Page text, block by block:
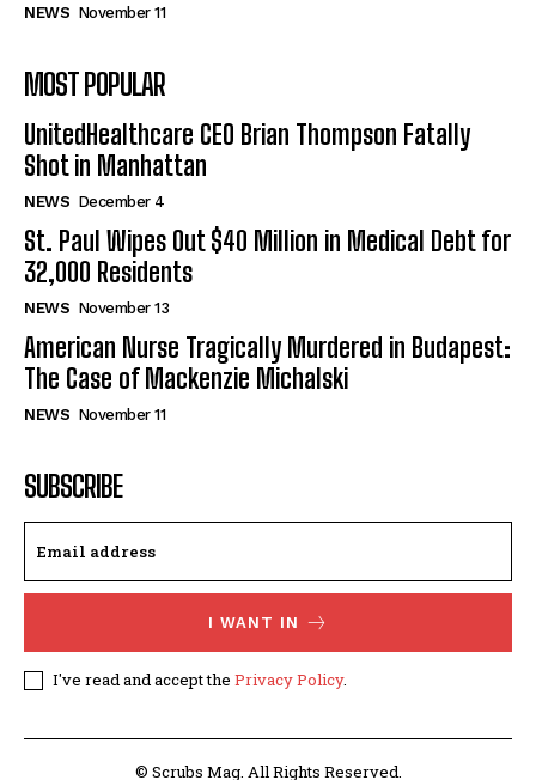
NEWS November 11
MOST POPULAR
UnitedHealthcare CEO Brian Thompson Fatally
Shot in Manhattan
NEWS December 4
St. Paul Wipes Out $40 Million in Medical Debt for
32,000 Residents
NEWS November 13
American Nurse Tragically Murdered in Budapest:
The Case of Mackenzie Michalski
NEWS November 11
SUBSCRIBE
I WANT IN
I've read and accept the Privacy Policy.
© Scrubs Mag. All Rights Reserved.